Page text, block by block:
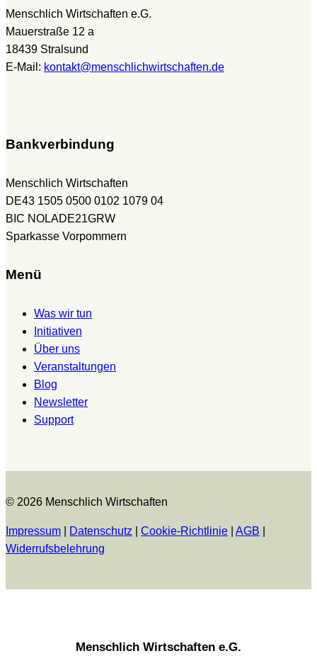
Menschlich Wirtschaften e.G.
Mauerstraße 12 a
18439 Stralsund
E-Mail: kontakt@menschlichwirtschaften.de
Bankverbindung
Menschlich Wirtschaften
DE43 1505 0500 0102 1079 04
BIC NOLADE21GRW
Sparkasse Vorpommern
Menü
Was wir tun
Initiativen
Über uns
Veranstaltungen
Blog
Newsletter
Support
© 2026 Menschlich Wirtschaften
Impressum Datenschutz Cookie-Richtlinie AGB
Widerrufsbelehrung
Menschlich Wirtschaften e.G.